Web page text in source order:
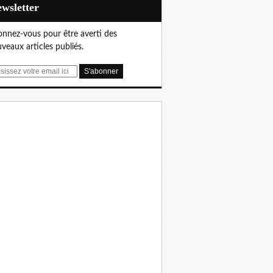
vous pour être averti des
articles publiés.